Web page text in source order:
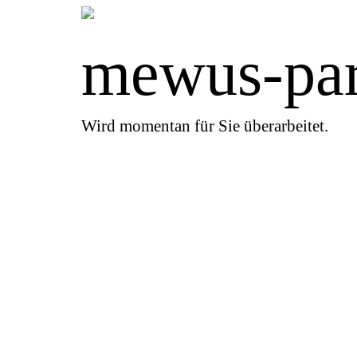
mewus-
Wird momentan für Sie überarbeitet.